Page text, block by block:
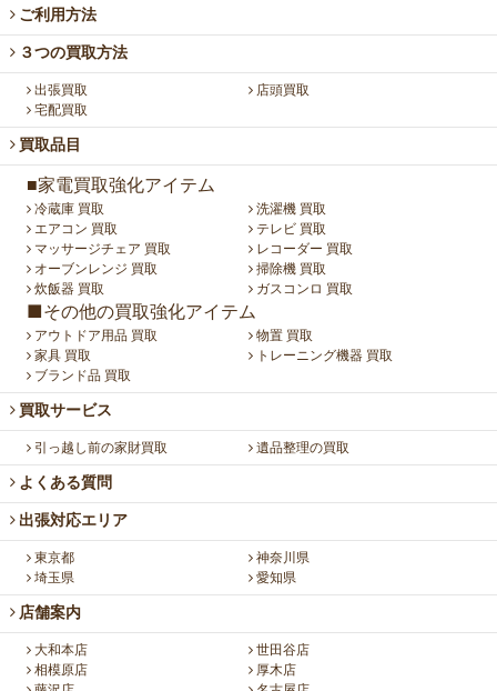
ご利用方法
３つの買取方法
出張買取
店頭買取
宅配買取
買取品目
■家電買取強化アイテム
冷蔵庫 買取
洗濯機 買取
エアコン 買取
テレビ 買取
マッサージチェア 買取
レコーダー 買取
オーブンレンジ 買取
掃除機 買取
炊飯器 買取
ガスコンロ 買取
■その他の買取強化アイテム
アウトドア用品 買取
物置 買取
家具 買取
トレーニング機器 買取
ブランド品 買取
買取サービス
引っ越し前の家財買取 遺品整理の買取
よくある質問
出張対応エリア
東京都
神奈川県
埼玉県
愛知県
店舗案内
大和本店
世田谷店
相模原店
厚木店